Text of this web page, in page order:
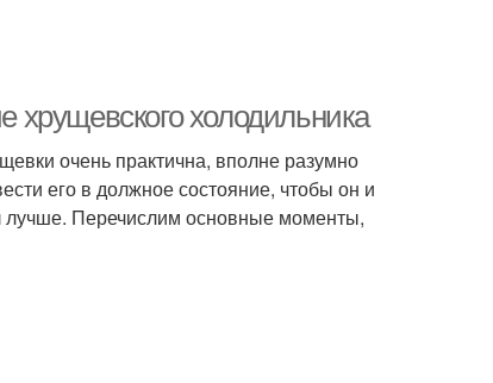
холодильника
очень практична, вполне разумно
его в должное состояние, чтобы он и
лучше. Перечислим основные моменты,